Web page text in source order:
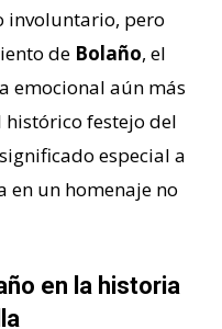
involuntario, pero
de Bolaño, el
emocional aún más
histórico festejo del
especial a
en un homenaje no
en la historia